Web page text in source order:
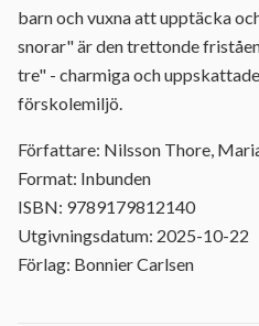
barn och vuxna att upptäcka
snorar" är den trettonde
tre" - charmiga och
förskolemiljö.
Författare: Nilsson Thore,
Format: Inbunden
ISBN: 9789179812140
Utgivningsdatum: 2025-10-22
Förlag: Bonnier Carlsen